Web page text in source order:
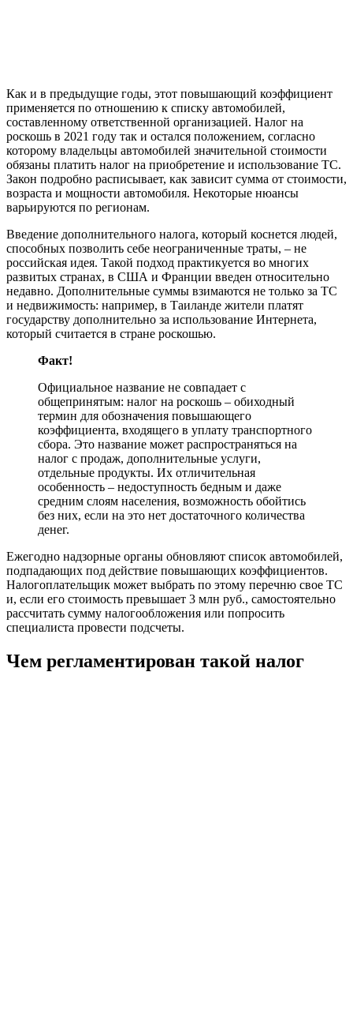
Как и в предыдущие годы, этот повышающий коэффициент
применяется по отношению к списку автомобилей,
составленному ответственной организацией. Налог на
роскошь в 2021 году так и остался положением, согласно
которому владельцы автомобилей значительной стоимости
обязаны платить налог на приобретение и использование ТС.
Закон подробно расписывает, как зависит сумма от стоимости,
возраста и мощности автомобиля. Некоторые нюансы
варьируются по регионам.
Введение дополнительного налога, который коснется людей,
способных позволить себе неограниченные траты, – не
российская идея. Такой подход практикуется во многих
развитых странах, в США и Франции введен относительно
недавно. Дополнительные суммы взимаются не только за ТС
и недвижимость: например, в Таиланде жители платят
государству дополнительно за использование Интернета,
который считается в стране роскошью.
Факт!
Официальное название не совпадает с
общепринятым: налог на роскошь – обиходный
термин для обозначения повышающего
коэффициента, входящего в уплату транспортного
сбора. Это название может распространяться на
налог с продаж, дополнительные услуги,
отдельные продукты. Их отличительная
особенность – недоступность бедным и даже
средним слоям населения, возможность обойтись
без них, если на это нет достаточного количества
денег.
Ежегодно надзорные органы обновляют список автомобилей,
подпадающих под действие повышающих коэффициентов.
Налогоплательщик может выбрать по этому перечню свое ТС
и, если его стоимость превышает 3 млн руб., самостоятельно
рассчитать сумму налогообложения или попросить
специалиста провести подсчеты.
Чем регламентирован такой налог